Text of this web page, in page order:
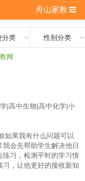
舟山家教
分类 性别分类
网
|高中生物|高中化学|小
如果我有什么问题可以
会先帮助学生解决他日
习，检测平时的学习情
，让他更好的接收新知
学习。